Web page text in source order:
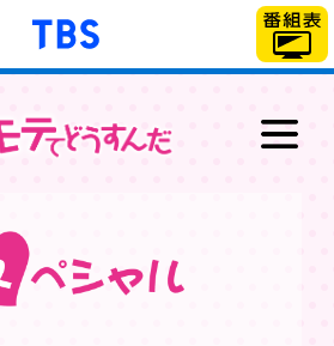
「TBSテレビ」トップ
最新情報
ッフ＆キャスト
あらすじ